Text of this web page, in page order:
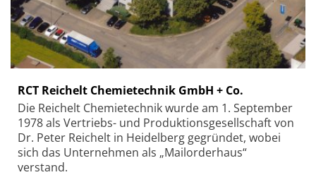
RCT Reichelt Chemietechnik GmbH + Co.
Die Reichelt Chemietechnik wurde am 1. September
1978 als Vertriebs- und Produktionsgesellschaft von
Dr. Peter Reichelt in Heidelberg gegründet, wobei
sich das Unternehmen als „Mailorderhaus“
verstand.